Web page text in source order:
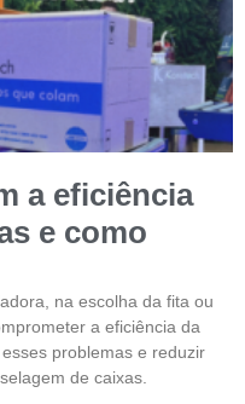
a eficiência
e como
na escolha da fita ou
a eficiência da
problemas e reduzir
de caixas.